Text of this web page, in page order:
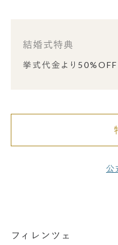
結婚式特典
挙式代金より50%OFF
公
フィレンツェ